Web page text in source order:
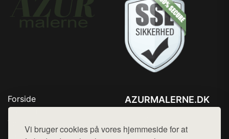
Vi bruger cookies på vores hjemmeside for at
Forside
Produkter
Top Rabatter
AZURMALERNE.DK
Mail:hej@want.dk